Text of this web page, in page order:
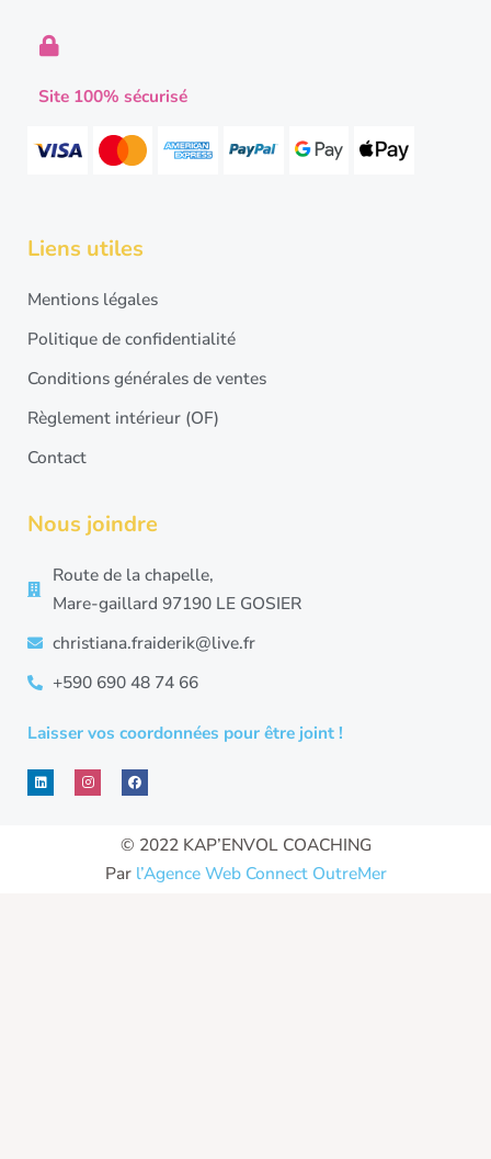
Site 100% sécurisé
Liens utiles
Mentions légales
Politique de confidentialité
Conditions générales de ventes
Règlement intérieur (OF)
Contact
Nous joindre
Route de la chapelle,
Mare-gaillard 97190 LE GOSIER
christiana.fraiderik@live.fr
+590 690 48 74 66
Laisser vos coordonnées pour être joint !
L
i
n
I
n
s
F
a
c
o
o
k
© 2022 KAP’ENVOL COACHING
Par l’Agence Web Connect OutreMer